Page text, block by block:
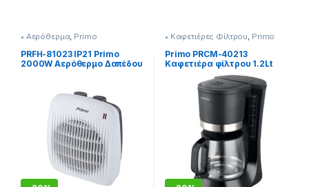
• Αερόθερμα, Primo
PRFH-81023 IP21 Primo
2000W Αερόθερμο Δαπέδου
• Καφετιέρες Φίλτρου, Primo
Primo PRCM-40213
Καφετιέρα φίλτρου 1.2Lt